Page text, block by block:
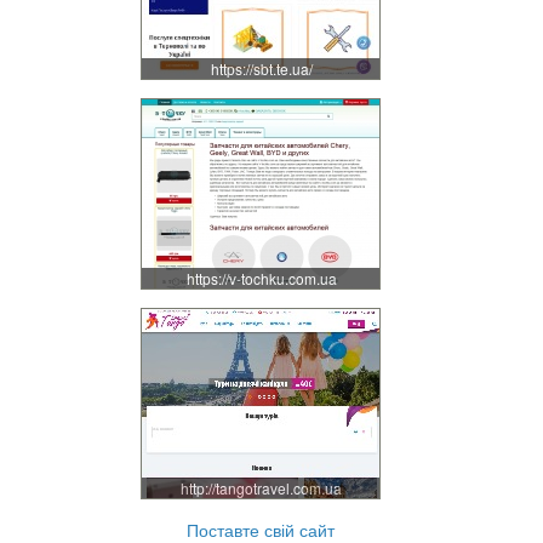
https://sbt.te.ua/
https://v-tochku.com.ua
http://tangotravel.com.ua
Поставте свій сайт